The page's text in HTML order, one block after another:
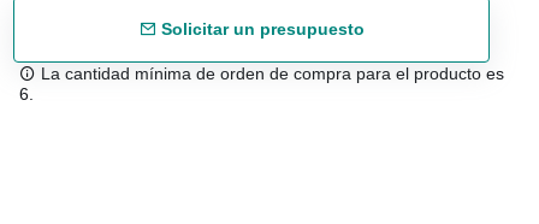
Solicitar un presupuesto
La cantidad mínima de orden de compra para el producto es
6.